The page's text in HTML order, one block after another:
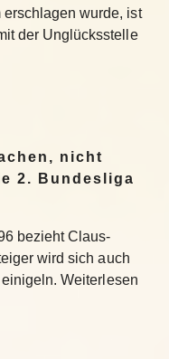
wurde, ist
der Unglücksstelle
nicht
2. Bundesliga
bezieht Claus-
wird sich auch
Weiterlesen